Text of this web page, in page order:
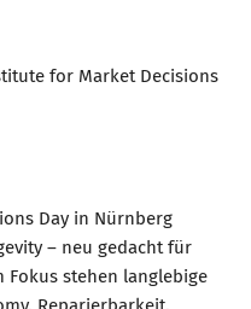
for Market Decisions
Day in Nürnberg
– neu gedacht für
Fokus stehen langlebige